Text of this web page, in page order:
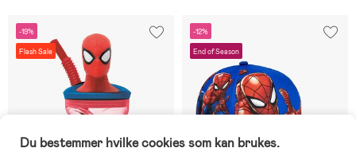
-19%
Flash Sale
-12%
End of Season
Du bestemmer hvilke cookies som kan brukes.